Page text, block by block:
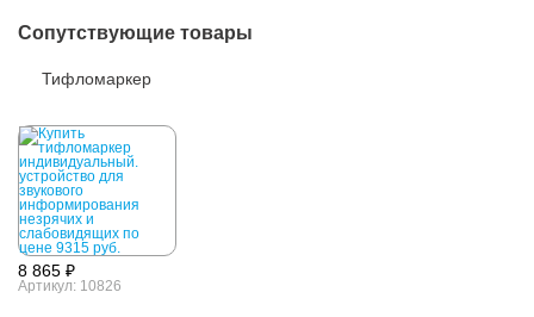
Сопутствующие товары
Тифломаркер
8 865 ₽
Артикул: 10826